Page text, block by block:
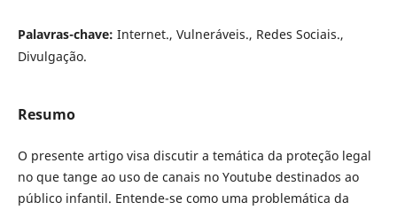
Palavras-chave: Internet., Vulneráveis., Redes Sociais.,
Divulgação.
Resumo
O presente artigo visa discutir a temática da proteção legal
no que tange ao uso de canais no Youtube destinados ao
público infantil. Entende-se como uma problemática da